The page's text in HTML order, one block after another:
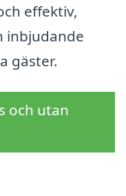
effektiv,
inbjudande
gäster.
och utan